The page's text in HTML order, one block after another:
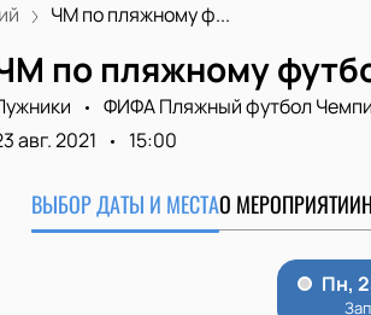
ЧМ по пляжному ф...
по пляжному
ФИФА Пляжный футбол
авг. 2021
15:00
ВЫБОР ДАТЫ И МЕСТАО МЕРОПРИЯТИИ